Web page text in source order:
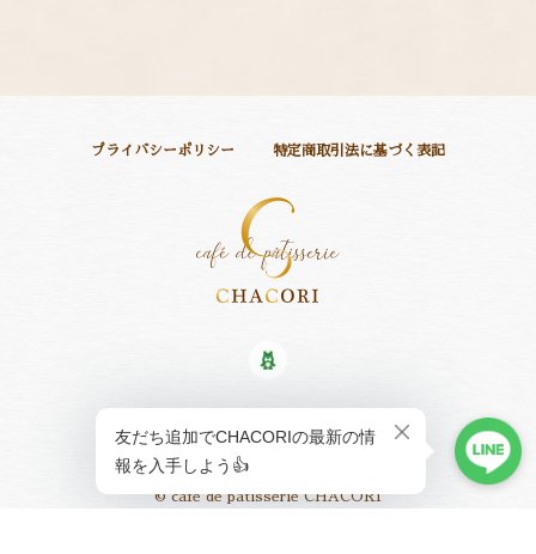
プライバシーポリシー 特定商取引法に基づく表記
© café de pâtisserie CHACORI